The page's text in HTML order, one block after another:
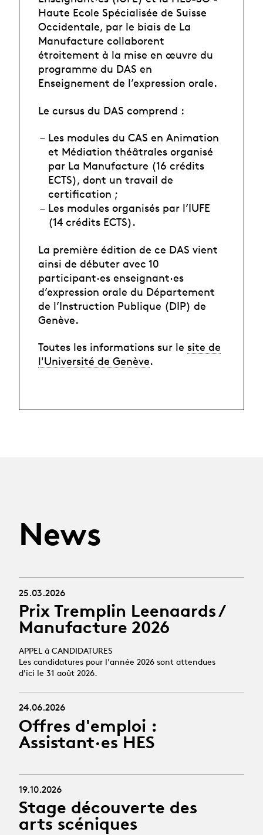
Haute Ecole Spécialisée de Suisse
Occidentale, par le biais de La
Manufacture collaborent
étroitement à la mise en œuvre du
programme du DAS en
Enseignement de l’expression orale.
Le cursus du DAS comprend :
Les modules du CAS en Animation
et Médiation théâtrales organisé
par La Manufacture (16 crédits
ECTS), dont un travail de
certification ;
Les modules organisés par l’IUFE
(14 crédits ECTS).
La première édition de ce DAS vient
ainsi de débuter avec 10
participant·es enseignant·es
d’expression orale du Département
de l’Instruction Publique (DIP) de
Genève.
Toutes les informations sur le site de
l'Université de Genève.
News
25.03.2026
Prix Tremplin Leenaards /
Manufacture 2026
APPEL à CANDIDATURES
Les candidatures pour l'année 2026 sont attendues
d'ici le 31 août 2026.
24.06.2026
Offres d'emploi :
Assistant·es HES
19.10.2026
Stage découverte des
arts scéniques